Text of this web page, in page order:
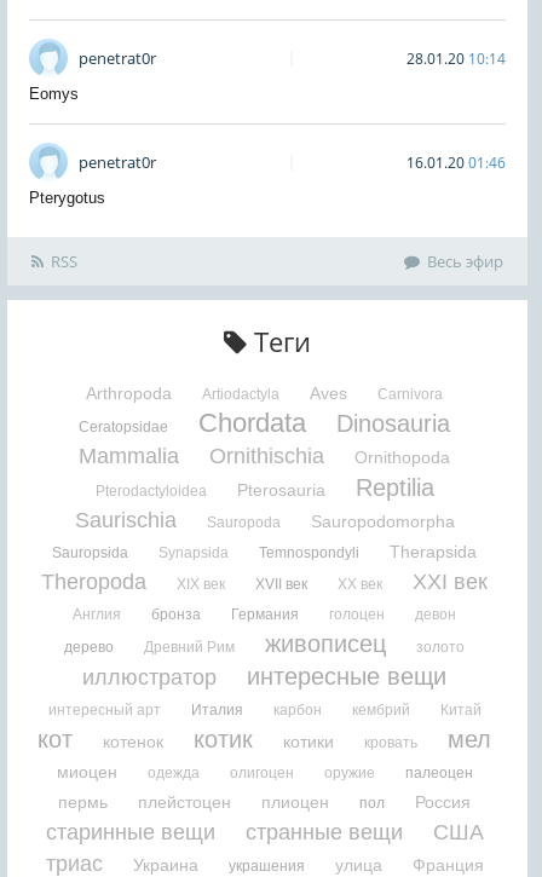
penetrat0r 28.01.20 10:14
Eomys
penetrat0r 16.01.2001:46
Pterygotus
RSS Весь эфир
Теги
Arthropoda Artiodactyla Aves
Carnivora
Ceratopsidae
Chordata Dinosauria
Mammalia Ornithischia Ornithopoda
Pterodactyloidea Pterosauria Reptilia
Saurischia Sauropoda Sauropodomorpha
Sauropsida Synapsida Temnospondyli Therapsida
Theropoda XIX век XVII век XX век XXI век
Англия бронза Германия голоцен
девон
дерево
Древний Рим живописец золото
иллюстратор интересные вещи
интересный арт Италия карбон кембрий Китай
кот котенок котик котики кровать мел
миоцен одежда олигоцен оружие палеоцен
пермь плейстоцен плиоцен пол Россия
старинные вещи странные вещи
США
триас
Украина украшения улица Франция